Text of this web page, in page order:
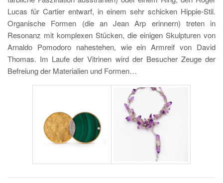
Lucas für Cartier entwarf, in einem sehr schicken Hippie-Stil.
Organische Formen (die an Jean Arp erinnern) treten in
Resonanz mit komplexen Stücken, die einigen Skulpturen von
Arnaldo Pomodoro nahestehen, wie ein Armreif von David
Thomas. Im Laufe der Vitrinen wird der Besucher Zeuge der
Befreiung der Materialien und Formen…